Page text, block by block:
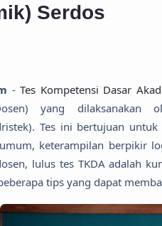
Serdos
- Tes Kompetensi Dasar
yang dilaksanakan
Tes ini bertujuan
keterampilan berpikir
lulus tes TKDA adalah
tips yang dapat